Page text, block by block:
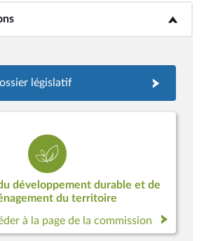
d’informations</b>
législatif
développement durable et de
du territoire
à la page de la commission